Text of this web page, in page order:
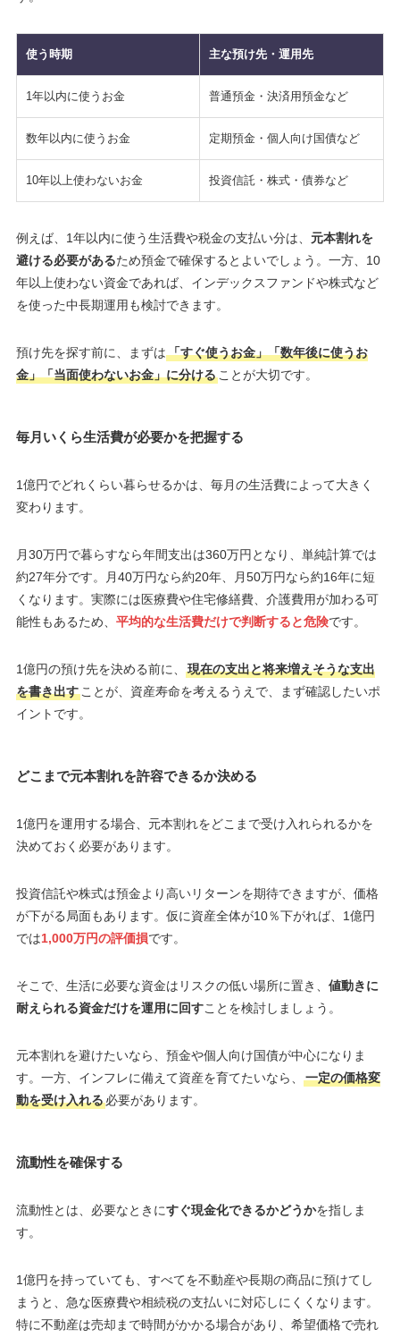
使う時期 主な預け先・運用先
1年以内に使うお金 普通預金・決済用預金など
数年以内に使うお金 定期預金・個人向け国債など
10年以上使わないお金 投資信託・株式・債券など
例えば、1年以内に使う生活費や税金の支払い分は、 元本割れを
避ける必要があるため預金で確保するとよいでしょう。一方、10
年以上使わない資金であれば、インデックスファンドや株式など
を使った中長期運用も検討できます。
預け先を探す前に、まずは「すぐ使うお金」「数年後に使うお
金」「当面使わないお金」に分けることが大切です。
毎月いくら生活費が必要かを把握する
1億円でどれくらい暮らせるかは、毎月の生活費によって大きく
変わります。
月30万円で暮らすなら年間支出は360万円となり、単純計算では
約27年分です。月40万円なら約20年、月50万円なら約16年に短
くなります。実際には医療費や住宅修繕費、介護費用が加わる可
能性もあるため、 平均的な生活費だけで判断すると危険です。
1億円の預け先を決める前に、
現在の支出と将来増えそうな支出
を書き出すことが、資産寿命を考えるうえで、まず確認したいポ
イントです。
どこまで元本割れを許容できるか決める
1億円を運用する場合、元本割れをどこまで受け入れられるかを
決めておく必要があります。
投資信託や株式は預金より高いリターンを期待できますが、価格
が下がる局面もあります。仮に資産全体が10％下がれば、1億円
では1,000万円の評価損です。
そこで、生活に必要な資金はリスクの低い場所に置き、 値動きに
耐えられる資金だけを運用に回すことを検討しましょう。
元本割れを避けたいなら、預金や個人向け国債が中心になりま
す。一方、インフレに備えて資産を育てたいなら、
一定の価格変
動を受け入れる必要があります。
流動性を確保する
流動性とは、必要なときにすぐ現金化できるかどうかを指しま
す。
1億円を持っていても、すべてを不動産や長期の商品に預けてし
まうと、急な医療費や相続税の支払いに対応しにくくなります。
特に不動産は売却まで時間がかかる場合があり、希望価格で売れ